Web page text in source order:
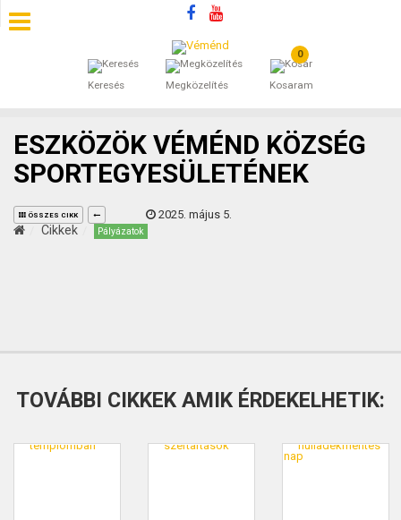
Keresés Megközelítés
0
Kosaram
SZÁLLÁSOK
ÁLTALÁNOS SZERZŐDÉSI FELTÉTELEK
KINCSES BARANYA VÉMÉND
ESZKÖZÖK VÉMÉND KÖZSÉG
SPORTEGYESÜLETÉNEK
ÖSSZES CIKK 2025. május 5.
Cikkek Pályázatok
TOVÁBBI CIKKEK AMIK ÉRDEKELHETIK: